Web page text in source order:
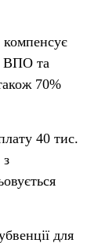
ВПО та
70%
40 тис.
з
для